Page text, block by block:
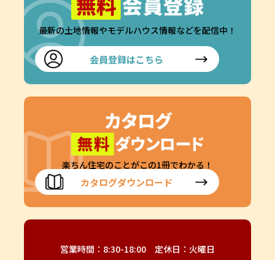
最新の土地情報やモデルハウス情報などを配信中！
会員登録はこちら
楽ちん住宅のことがこの1冊でわかる！
カタログダウンロード
営業時間：8:30-18:00 定休日：火曜日